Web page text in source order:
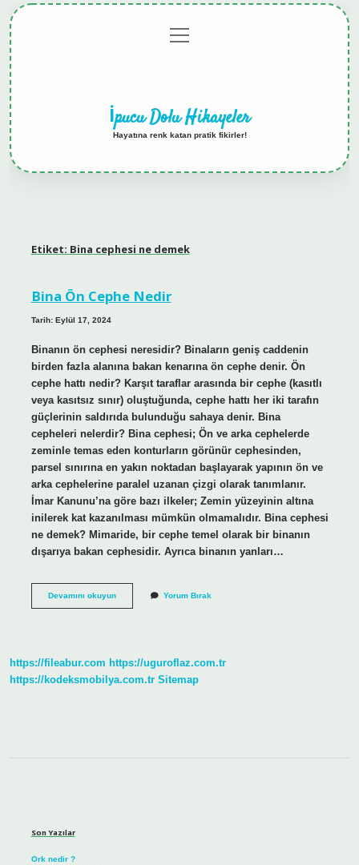
menüyü
aç
İpucu Dolu Hikayeler
Hayatına renk katan pratik fikirler!
Etiket: Bina cephesi ne demek
Bina Ön Cephe Nedir
Tarih: Eylül 17, 2024
Binanın ön cephesi neresidir? Binaların geniş caddenin
birden fazla alanına bakan kenarına ön cephe denir. Ön
cephe hattı nedir? Karşıt taraflar arasında bir cephe (kasıtlı
veya kasıtsız sınır) oluştuğunda, cephe hattı her iki tarafın
güçlerinin saldırıda bulunduğu sahaya denir. Bina
cepheleri nelerdir? Bina cephesi; Ön ve arka cephelerde
zeminle temas eden konturların görünür cephesinden,
parsel sınırına en yakın noktadan başlayarak yapının ön ve
arka cephelerine paralel uzanan çizgi olarak tanımlanır.
İmar Kanunu’na göre bazı ilkeler; Zemin yüzeyinin altına
inilerek kat kazanılması mümkün olmamalıdır. Bina cephesi
ne demek? Mimaride, bir cephe temel olarak bir binanın
dışarıya bakan cephesidir. Ayrıca binanın yanları…
Devamını okuyunBina
Yorum Bırak
https://fileabur.com https://uguroflaz.com.tr
https://kodeksmobilya.com.tr Sitemap
Son Yazılar
Ork nedir ?